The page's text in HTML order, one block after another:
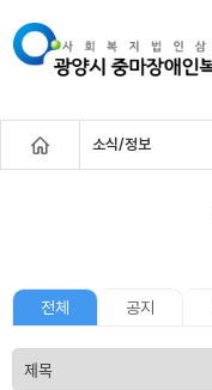
소식/정보
전체 공지